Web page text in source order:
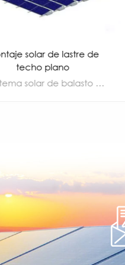
Fácil de montar
Soporte de